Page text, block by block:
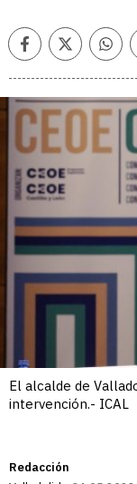
FacebookTwitter
El alcalde de
intervención.- ICAL
Redacción